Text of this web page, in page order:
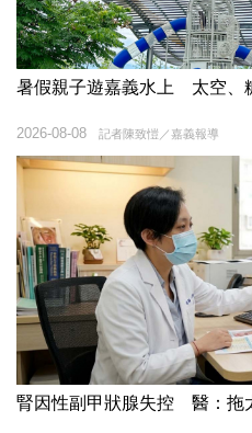
暑假親子遊嘉義水上 太空、
記者陳致愷／嘉義報導
2026-08-08
腎因性副甲狀腺失控 醫：拖